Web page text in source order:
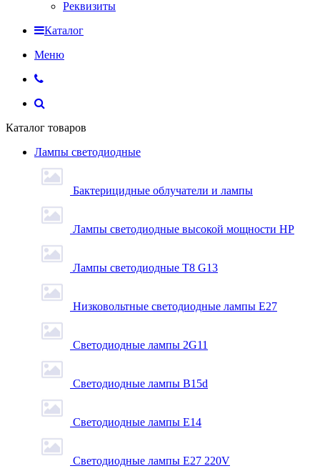
Реквизиты
Каталог
Меню
Каталог товаров
Лампы светодиодные
Бактерицидные облучатели и лампы
Лампы светодиодные высокой мощности HP
Лампы светодиодные Т8 G13
Низковольтные светодиодные лампы E27
Светодиодные лампы 2G11
Светодиодные лампы B15d
Светодиодные лампы E14
Светодиодные лампы E27 220V